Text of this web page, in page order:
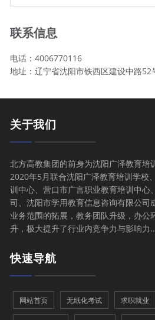
联系信息
电话：4006770116
地址：辽宁省沈阳市铁西区建设中路
关于我们
北方高教集团的前身为沈阳广泽教育培
2020年5月联合沈阳广泽教育培训学校
训中心、营口市广言职业教育培训中心
司、沈阳市学用教育信息咨询有限公司
业务范围的拓展，教务团队升级，办公
升，极大提升了行业内竞争力与影响力
快速导航
网站首页 无纸化考试 求职就业